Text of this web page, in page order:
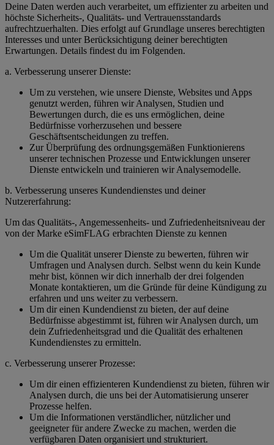
Deine Daten werden auch verarbeitet, um effizienter zu arbeiten und
höchste Sicherheits-, Qualitäts- und Vertrauensstandards
aufrechtzuerhalten. Dies erfolgt auf Grundlage unseres berechtigten
Interesses und unter Berücksichtigung deiner berechtigten
Erwartungen. Details findest du im Folgenden.
a. Verbesserung unserer Dienste:
Um zu verstehen, wie unsere Dienste, Websites und Apps
genutzt werden, führen wir Analysen, Studien und
Bewertungen durch, die es uns ermöglichen, deine
Bedürfnisse vorherzusehen und bessere
Geschäftsentscheidungen zu treffen.
Zur Überprüfung des ordnungsgemäßen Funktionierens
unserer technischen Prozesse und Entwicklungen unserer
Dienste entwickeln und trainieren wir Analysemodelle.
b. Verbesserung unseres Kundendienstes und deiner
Nutzererfahrung:
Um das Qualitäts-, Angemessenheits- und Zufriedenheitsniveau der
von der Marke eSimFLAG erbrachten Dienste zu kennen
Um die Qualität unserer Dienste zu bewerten, führen wir
Umfragen und Analysen durch. Selbst wenn du kein Kunde
mehr bist, können wir dich innerhalb der drei folgenden
Monate kontaktieren, um die Gründe für deine Kündigung zu
erfahren und uns weiter zu verbessern.
Um dir einen Kundendienst zu bieten, der auf deine
Bedürfnisse abgestimmt ist, führen wir Analysen durch, um
dein Zufriedenheitsgrad und die Qualität des erhaltenen
Kundendienstes zu ermitteln.
c. Verbesserung unserer Prozesse:
Um dir einen effizienteren Kundendienst zu bieten, führen wir
Analysen durch, die uns bei der Automatisierung unserer
Prozesse helfen.
Um die Informationen verständlicher, nützlicher und
geeigneter für andere Zwecke zu machen, werden die
verfügbaren Daten organisiert und strukturiert.